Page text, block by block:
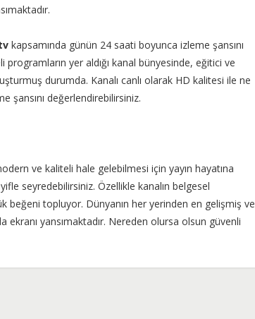
kapsamında günün 24 saati boyunca izleme şansını
yer aldığı kanal bünyesinde, eğitici ve
durumda. Kanalı canlı olarak HD kalitesi ile ne
şansını değerlendirebilirsiniz.
ve kaliteli hale gelebilmesi için yayın hayatına
seyredebilirsiniz. Özellikle kanalın belgesel
beğeni topluyor. Dünyanın her yerinden en gelişmiş ve
ekranı yansımaktadır. Nereden olursa olsun güvenli